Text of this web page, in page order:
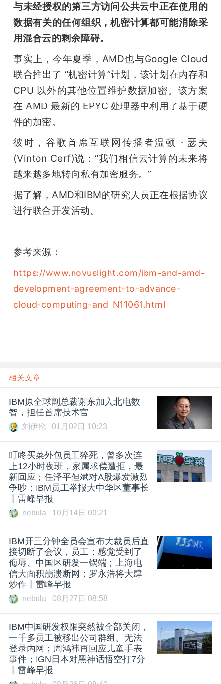
与未经授权的第三方访问公共云中正在使用的
数据有关的任何组织，机密计算都可能消除采
用混合云的剩余障碍。
事实上，今年夏季，AMD也与Google Cloud
联合推出了 “机密计算”计划，该计划在内存和
CPU 以外的其他位置维护数据加密。该方案
在 AMD 最新的 EPYC 处理器中利用了基于硬
件的加密。
彼时，谷歌首席互联网传播者温顿 · 瑟夫
(Vinton Cerf)说：“我们相信云计算的未来将
越来越多地转向私有加密服务。”
据了解，AMD和IBM的研究人员正在根据协议
进行联合开发活动。
参考来源：
https://www.novuslight.com/ibm-and-amd-
development-agreement-to-advance-
cloud-computing-and_N11061.html
相关文章
IBM原全球副总裁谢东加入北电数
智，担任首席技术官
刘伊伦 01月02日 10:23
叮咚买菜外包员工猝死，曾多次连
上12小时夜班，家属求偿遭拒，最
新回应；任泽平但斌对A股爆发激烈
争吵；IBM员工举报大中华区董事长
丨雷峰早报
nebula 10月14日 09:21
IBM开三分钟全员会宣布大裁员后直
接切断了会议，员工：感觉受到了
侮辱、中国区研发一锅端；上海电
信大面积崩溃断网；罗永浩将大肆
炒作丨雷峰早报
nebula 08月27日 08:58
IBM中国研发权限突然被全部关闭，
一千多员工被移出公司群组、无法
登录内网；周鸿祎再回应儿童手表
事件；IGN日本对黑神话悟空打7分
丨雷峰早报